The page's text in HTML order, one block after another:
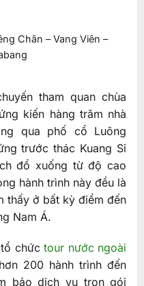
Chăn – Vang Viên –
tham quan chùa
kiến hàng trăm nhà
qua phố cổ Luông
trước thác Kuang Si
đổ xuống từ độ cao
hành trình này đều là
thấy ở bất kỳ điểm đến
Nam Á.
tổ chứctour nước ngoài
200 hành trình đến
bảo dịch vụ trọn gói